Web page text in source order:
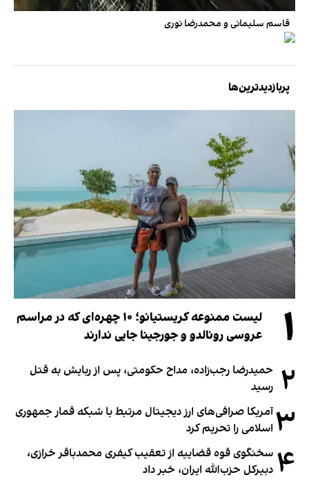
قاسم سلیمانی و محمدرضا نوری
پربازدیدترین‌ها
۱
لیست ممنوعه کریستیانو؛ ۱۰ چهره‌ای که در مراسم
عروسی رونالدو و جورجینا جایی ندارند
۲ حمیدرضا رجب‌زاده، مداح حکومتی، پس از ربایش به قتل
رسید
۳آمریکا صرافی‌های ارز دیجیتال مرتبط با شبکه قمار جمهوری
اسلامی را تحریم کرد
۴ سخنگوی قوه قضاییه از تعقیب کیفری محمدباقر خرازی،
دبیر‌کل حزب‌الله ایران، خبر داد